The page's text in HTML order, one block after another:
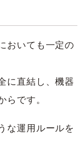
おいても一定の
に直結し、機器
らです。
な運用ルールを